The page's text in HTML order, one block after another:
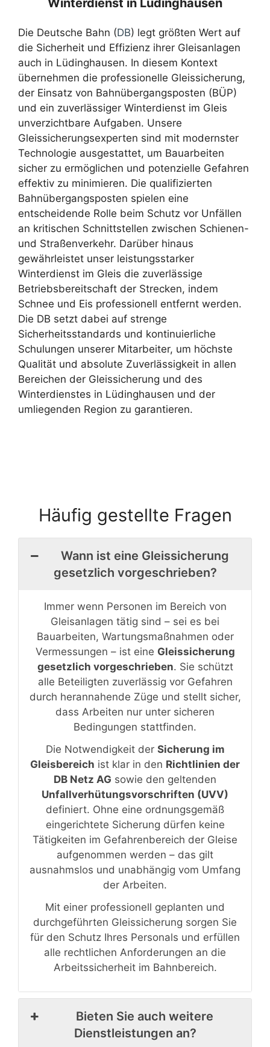
Winterdienst in Lüdinghausen
Die Deutsche Bahn (DB) legt größten Wert auf
die Sicherheit und Effizienz ihrer Gleisanlagen
auch in Lüdinghausen. In diesem Kontext
übernehmen die professionelle Gleissicherung,
der Einsatz von Bahnübergangsposten (BÜP)
und ein zuverlässiger Winterdienst im Gleis
unverzichtbare Aufgaben. Unsere
Gleissicherungsexperten sind mit modernster
Technologie ausgestattet, um Bauarbeiten
sicher zu ermöglichen und potenzielle Gefahren
effektiv zu minimieren. Die qualifizierten
Bahnübergangsposten spielen eine
entscheidende Rolle beim Schutz vor Unfällen
an kritischen Schnittstellen zwischen Schienen-
und Straßenverkehr. Darüber hinaus
gewährleistet unser leistungsstarker
Winterdienst im Gleis die zuverlässige
Betriebsbereitschaft der Strecken, indem
Schnee und Eis professionell entfernt werden.
Die DB setzt dabei auf strenge
Sicherheitsstandards und kontinuierliche
Schulungen unserer Mitarbeiter, um höchste
Qualität und absolute Zuverlässigkeit in allen
Bereichen der Gleissicherung und des
Winterdienstes in Lüdinghausen und der
umliegenden Region zu garantieren.
Häufig gestellte Fragen
Wann ist eine Gleissicherung
gesetzlich vorgeschrieben?
Immer wenn Personen im Bereich von
Gleisanlagen tätig sind – sei es bei
Bauarbeiten, Wartungsmaßnahmen oder
Vermessungen – ist eine Gleissicherung
gesetzlich vorgeschrieben. Sie schützt
alle Beteiligten zuverlässig vor Gefahren
durch herannahende Züge und stellt sicher,
dass Arbeiten nur unter sicheren
Bedingungen stattfinden.
Die Notwendigkeit der Sicherung im
Gleisbereich ist klar in den Richtlinien der
DB Netz AG sowie den geltenden
Unfallverhütungsvorschriften (UVV)
definiert. Ohne eine ordnungsgemäß
eingerichtete Sicherung dürfen keine
Tätigkeiten im Gefahrenbereich der Gleise
aufgenommen werden – das gilt
ausnahmslos und unabhängig vom Umfang
der Arbeiten.
Mit einer professionell geplanten und
durchgeführten Gleissicherung sorgen Sie
für den Schutz Ihres Personals und erfüllen
alle rechtlichen Anforderungen an die
Arbeitssicherheit im Bahnbereich.
Bieten Sie auch weitere
Dienstleistungen an?